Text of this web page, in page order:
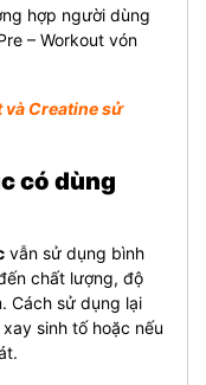
hợp người dùng
– Workout vón
Creatine sử
có dùng
vẫn sử dụng bình
chất lượng, độ
Cách sử dụng lại
sinh tố hoặc nếu